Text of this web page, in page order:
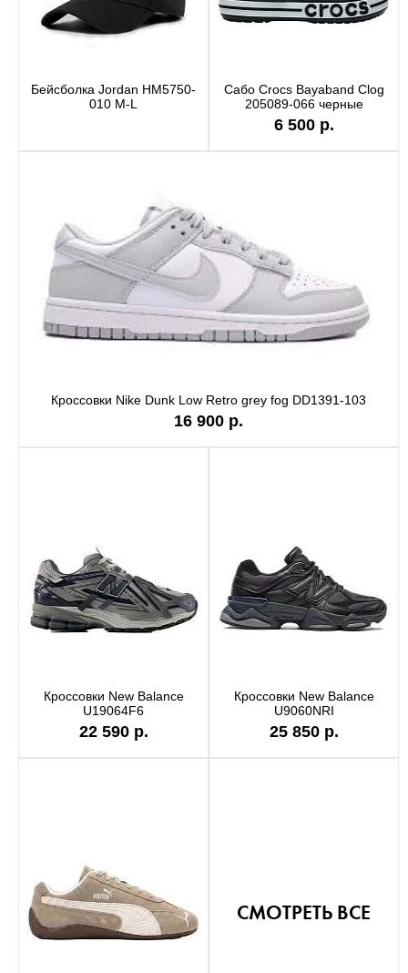
Бейсболка Jordan HM5750-
010 M-L
Сабо Crocs Bayaband Clog
205089-066 черные
6 500 р.
Кроссовки Nike Dunk Low Retro grey fog DD1391-103
16 900 р.
Кроссовки New Balance
U19064F6
22 590 р.
Кроссовки New Balance
U9060NRI
25 850 р.
СМОТРЕТЬ ВСЕ